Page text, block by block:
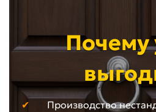
Почему
Производство